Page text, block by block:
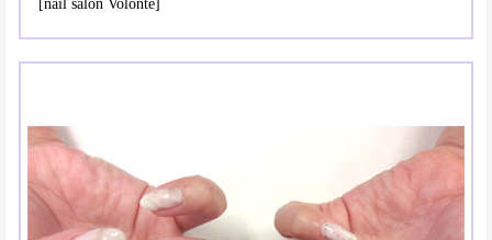
[nail salon Volonte]